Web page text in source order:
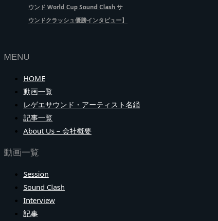
ウンド World Cup Sound Clash サ
ウンドクラッシュ優勝インタビュー】
MENU
HOME
動画一覧
レゲエサウンド・アーティスト名鑑
記事一覧
About Us – 会社概要
動画一覧
Session
Sound Clash
Interview
記事